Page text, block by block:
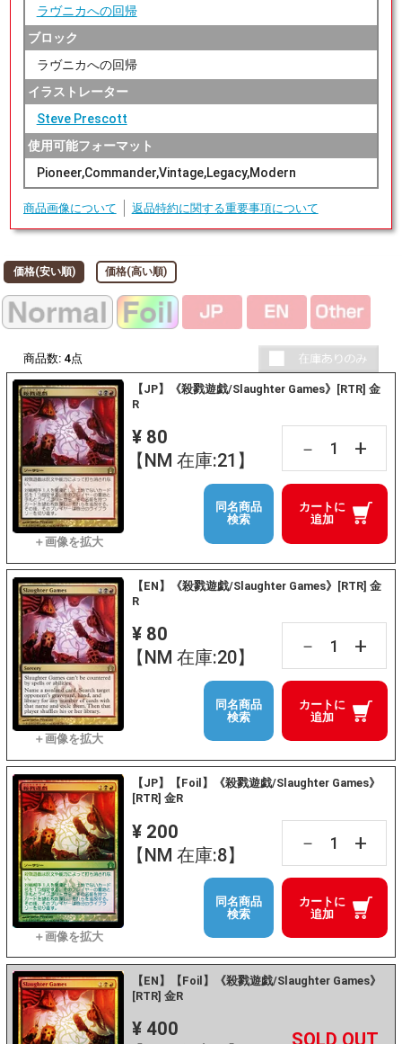
ラヴニカへの回帰
ブロック
ラヴニカへの回帰
イラストレーター
Steve Prescott
使用可能フォーマット
Pioneer,Commander,Vintage,Legacy,Modern
商品画像について 返品特約に関する重要事項について
価格(安い順) 価格(高い順)
商品数: 4点
【JP】《殺戮遊戯/Slaughter Games》[RTR] 金
R
¥ 80
【NM 在庫:21】
－ +
カートに
追加
同名商品
検索
【EN】《殺戮遊戯/Slaughter Games》[RTR] 金
R
¥ 80
【NM 在庫:20】
－ +
カートに
追加
同名商品
検索
【JP】【Foil】《殺戮遊戯/Slaughter Games》
[RTR] 金R
¥ 200
【NM 在庫:8】
－ +
カートに
追加
同名商品
検索
【EN】【Foil】《殺戮遊戯/Slaughter Games》
[RTR] 金R
¥ 400